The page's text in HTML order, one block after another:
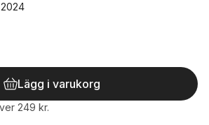
antal röster:
Lägg i varukorg
249 kr.